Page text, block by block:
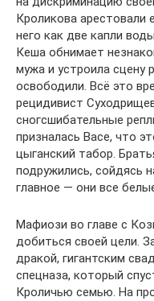
Кроликова арестовали
него как две капли
Кеша обнимает
мужа и устроила сцену
освободили. Всё это
рецидивист
сногсшибательные
призналась Васе, что
цыганский табор.
подружились, сойдясь
главное — они все
Мафиози во главе с
добиться своей цели.
дракой, гигантским
спецназа, который
Кроличью семью. На